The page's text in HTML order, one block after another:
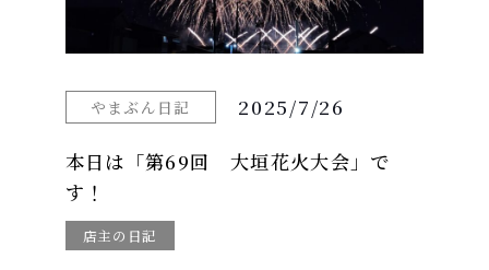
やまぶん日記 2025/7/26
本日は「第69回 大垣花火大会」で
す！
店主の日記